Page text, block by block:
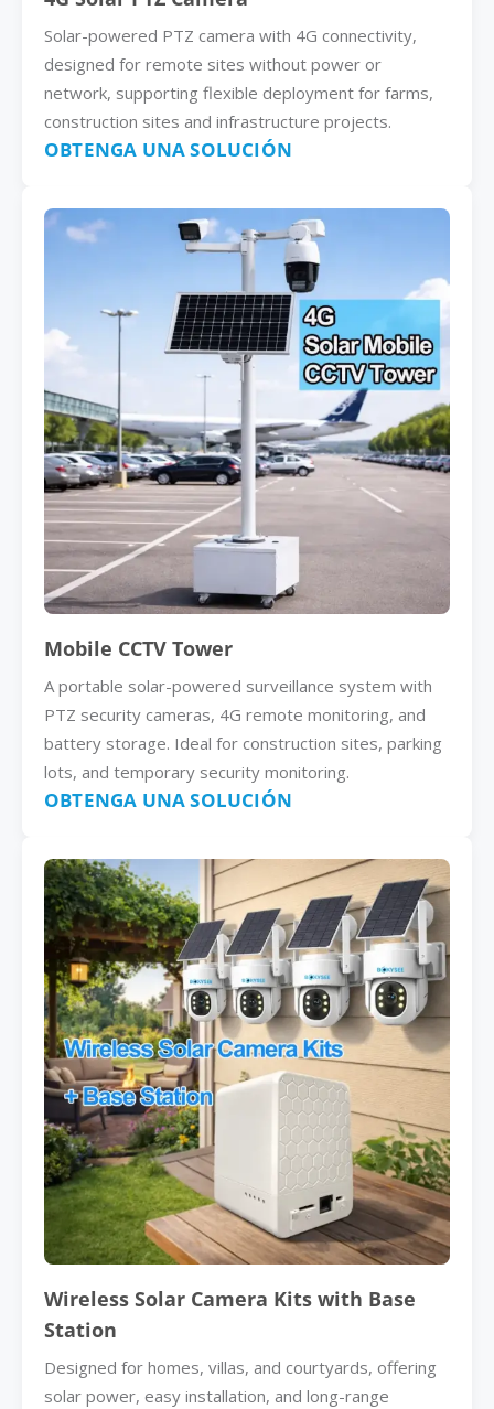
Solar-powered PTZ camera with 4G connectivity,
designed for remote sites without power or
network, supporting flexible deployment for farms,
construction sites and infrastructure projects.
OBTENGA UNA SOLUCIÓN
Mobile CCTV Tower
A portable solar-powered surveillance system with
PTZ security cameras, 4G remote monitoring, and
battery storage. Ideal for construction sites, parking
lots, and temporary security monitoring.
OBTENGA UNA SOLUCIÓN
Wireless Solar Camera Kits with Base
Station
Designed for homes, villas, and courtyards, offering
solar power, easy installation, and long-range